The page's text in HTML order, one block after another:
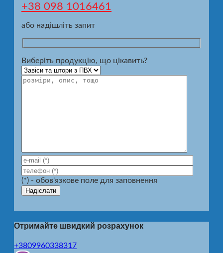
+38 098 1016461
або надішліть запит
Виберіть продукцію, що цікавить?
(*) - обов'язкове поле для заповнення
Отримайте швидкий розрахунок
+3809960338317